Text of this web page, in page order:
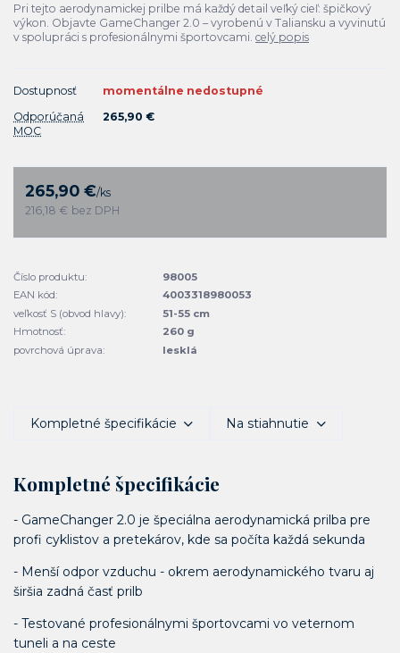
Pri tejto aerodynamickej prilbe má každý detail veľký cieľ: špičkový
výkon. Objavte GameChanger 2.0 – vyrobenú v Taliansku a vyvinutú
v spolupráci s profesionálnymi športovcami. celý popis
Dostupnosť
momentálne nedostupné
Odporúčaná
MOC
265,90 €
265,90 €/ks
216,18 € bez DPH
Číslo produktu:
98005
EAN kód:
4003318980053
veľkosť S (obvod hlavy):
51-55 cm
Hmotnosť:
260 g
povrchová úprava:
lesklá
Kompletné špecifikácie Na stiahnutie
Kompletné špecifikácie
- GameChanger 2.0 je špeciálna aerodynamická prilba pre
profi cyklistov a pretekárov, kde sa počíta každá sekunda
- Menší odpor vzduchu - okrem aerodynamického tvaru aj
širšia zadná časť prilb
- Testované profesionálnymi športovcami vo veternom
tuneli a na ceste